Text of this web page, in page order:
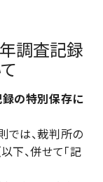
調査記録
の特別保存に
は、裁判所の
下、併せて「記